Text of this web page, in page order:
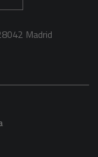
Madrid